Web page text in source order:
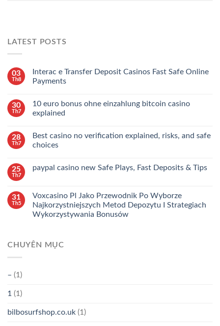
LATEST POSTS
03
Th8
Interac e Transfer Deposit Casinos Fast Safe Online
Payments
30
Th7
10 euro bonus ohne einzahlung bitcoin casino
explained
28
Th7
Best casino no verification explained, risks, and safe
choices
25
Th7
paypal casino new Safe Plays, Fast Deposits & Tips
31
Th5
Voxcasino Pl Jako Przewodnik Po Wyborze
Najkorzystniejszych Metod Depozytu I Strategiach
Wykorzystywania Bonusów
CHUYÊN MỤC
– (1)
1 (1)
bilbosurfshop.co.uk (1)